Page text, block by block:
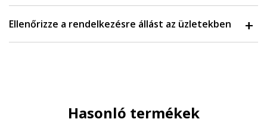
Ellenőrizze a rendelkezésre állást az üzletekben
Hasonló termékek